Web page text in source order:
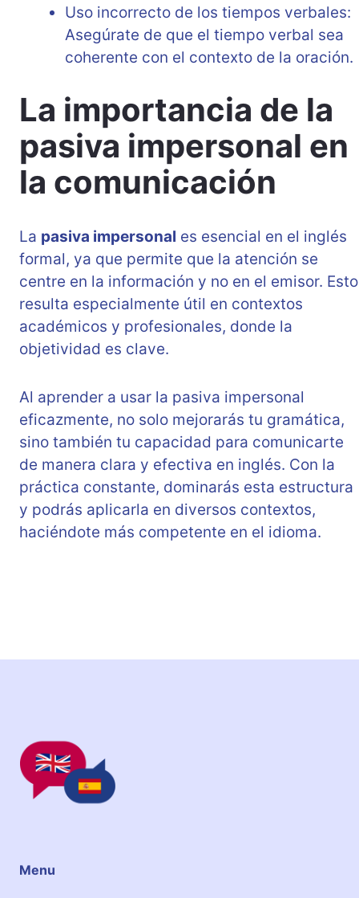
Uso incorrecto de los tiempos verbales:
Asegúrate de que el tiempo verbal sea
coherente con el contexto de la oración.
La importancia de la
pasiva impersonal en
la comunicación
La pasiva impersonal es esencial en el inglés
formal, ya que permite que la atención se
centre en la información y no en el emisor. Esto
resulta especialmente útil en contextos
académicos y profesionales, donde la
objetividad es clave.
Al aprender a usar la pasiva impersonal
eficazmente, no solo mejorarás tu gramática,
sino también tu capacidad para comunicarte
de manera clara y efectiva en inglés. Con la
práctica constante, dominarás esta estructura
y podrás aplicarla en diversos contextos,
haciéndote más competente en el idioma.
Menu